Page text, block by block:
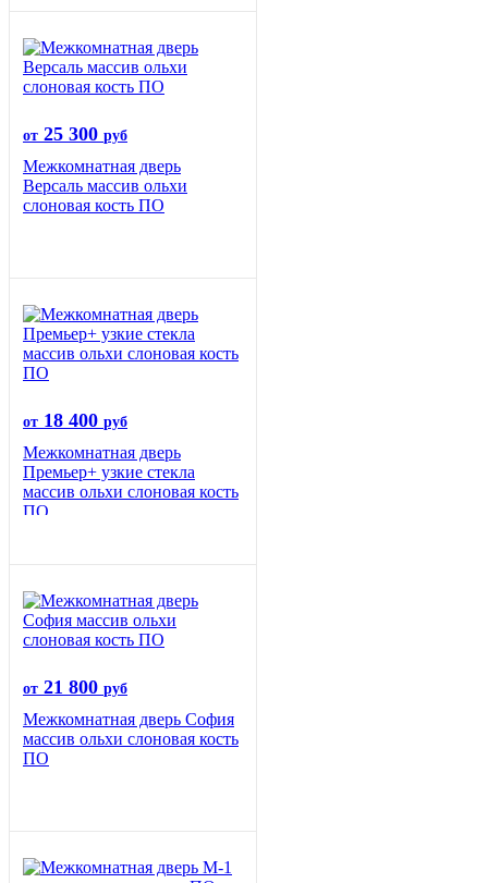
от 25 300 руб
Межкомнатная дверь
Версаль массив ольхи
слоновая кость ПО
от 18 400 руб
Межкомнатная дверь
Премьер+ узкие стекла
массив ольхи слоновая кость
ПО
от 21 800 руб
Межкомнатная дверь София
массив ольхи слоновая кость
ПО